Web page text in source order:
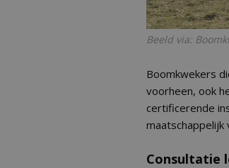
Beeld via:
Boomkwekers
voorheen, ook
certificerende
Consultatie